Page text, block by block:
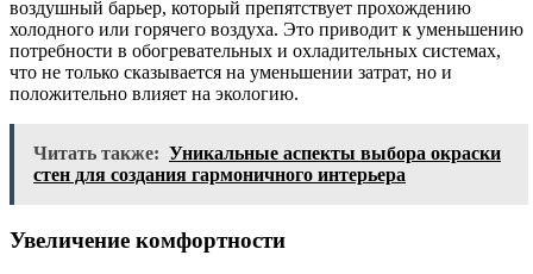
воздушный барьер, который препятствует прохождению
холодного или горячего воздуха. Это приводит к уменьшению
потребности в обогревательных и охладительных системах,
что не только сказывается на уменьшении затрат, но и
положительно влияет на экологию.
Читать также: Уникальные аспекты выбора окраски
стен для создания гармоничного интерьера
Увеличение комфортности